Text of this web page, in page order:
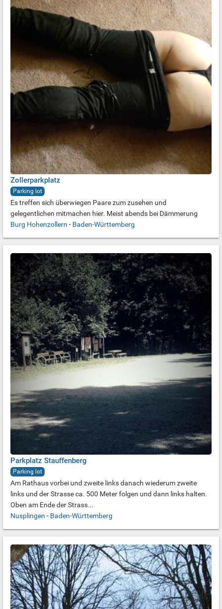
Zollerparkplatz
Parking lot
Es treffen sich überwiegen Paare zum zusehen und
gelegentlichen mitmachen hier. Meist abends bei Dämmerung
Burg Hohenzollern - Baden-Württemberg
Parkplatz Stauffenberg
Parking lot
Am Rathaus vorbei und zweite links danach wiederum zweite
links und der Strasse ca. 500 Meter folgen und dann links halten.
Oben am Ende der Strass...
Nusplingen - Baden-Württemberg